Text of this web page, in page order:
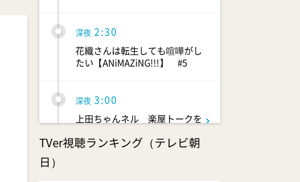
深夜 2:30
花織さんは転生しても喧嘩がし
たい【ANiMAZiNG!!!】 #5
深夜 3:00
上田ちゃんネル 楽屋トークを
い話
TVer視聴ランキング（テレビ朝
日）